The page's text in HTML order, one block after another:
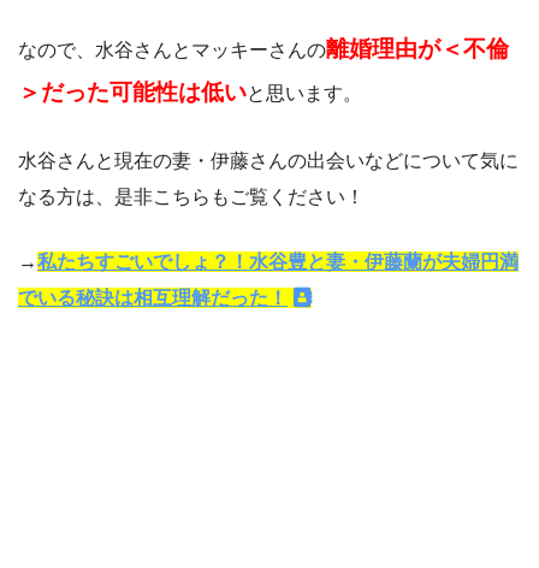
なので、水谷さんとマッキーさんの離婚理由が＜不倫
＞だった可能性は低いと思います。
水谷さんと現在の妻・伊藤さんの出会いなどについて気に
なる方は、是非こちらもご覧ください！
→私たちすごいでしょ？！水谷豊と妻・伊藤蘭が夫婦円満
でいる秘訣は相互理解だった！